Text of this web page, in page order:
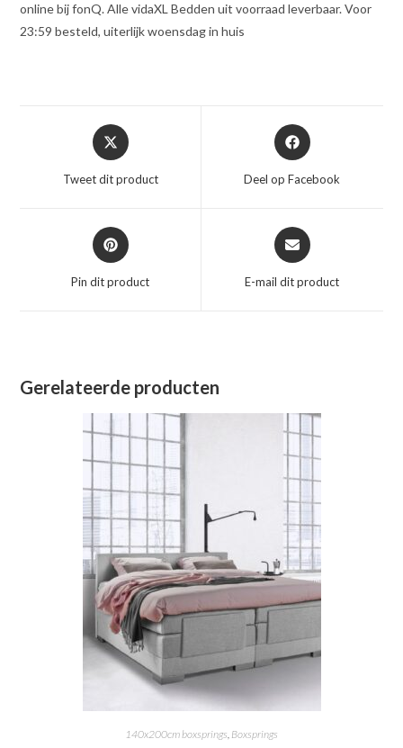
online bij fonQ. Alle vidaXL Bedden uit voorraad leverbaar. Voor
23:59 besteld, uiterlijk woensdag in huis
Opent
in
nieuw
Tweet dit product
Opent
in
nieuw
Deel op Facebook
Opent
in
nieuw
Pin dit product
Opent
in
nieuw
E-mail dit product
Gerelateerde producten
140x200cm boxsprings, Boxsprings